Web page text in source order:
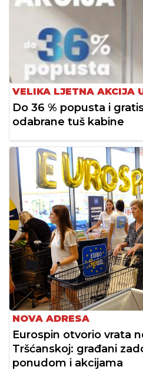
VELIKA LJETNA AKCIJA
Do 36 % popusta i
odabrane tuš kabine
NOVA ADRESA
Eurospin otvorio vrata
Tršćanskoj: građani
ponudom i akcijama